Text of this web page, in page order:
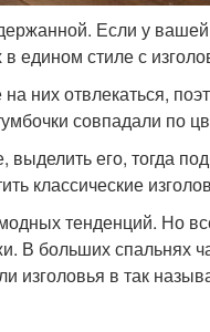
Если у
едином стиле с
них отвлекаться,
совпадали по
его, тогда
классические
тенденций. Но
В больших спальнях
изголовья в так